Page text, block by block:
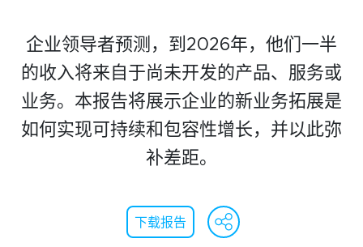
活动日历
资讯档案
参考文库
就业市场
企业领导者预测，到2026年，他们一半
的收入将来自于尚未开发的产品、服务或
业务。本报告将展示企业的新业务拓展是
如何实现可持续和包容性增长，并以此弥
补差距。
下载报告